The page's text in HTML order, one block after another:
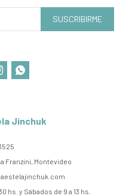
Jinchuk
Franzini, Montevideo
hs. y Sábados de 9 a 13 hs.
SUSCRIBIRME
